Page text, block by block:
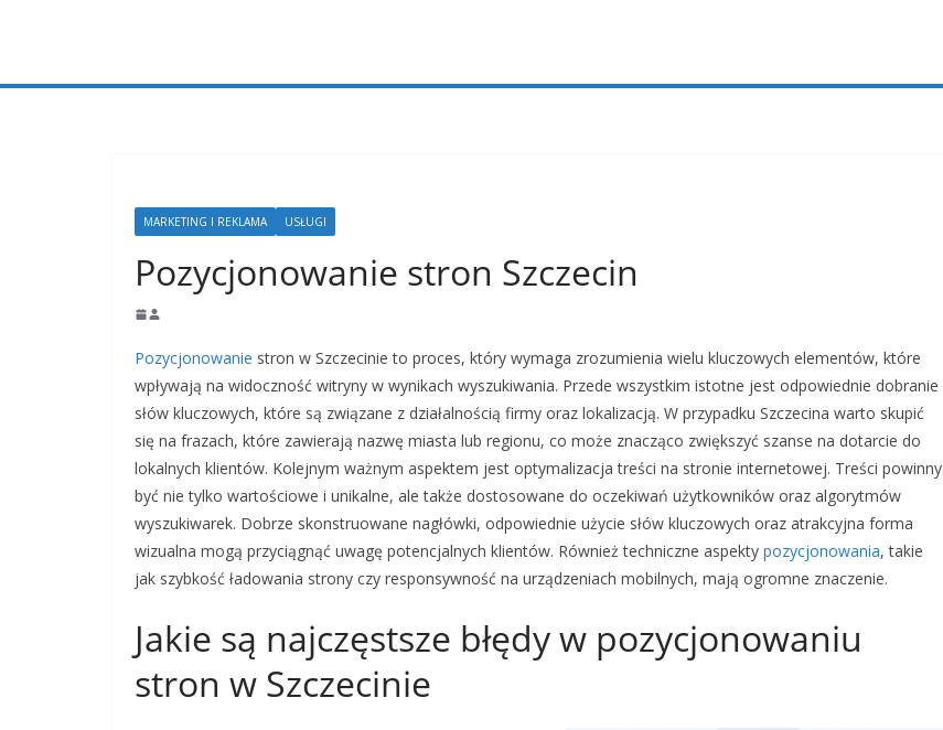
MARKETING I REKLAMA USŁUGI
Pozycjonowanie stron Szczecin
Pozycjonowanie stron w Szczecinie to proces, który wymaga zrozumienia wielu kluczowych elementów, które
wpływają na widoczność witryny w wynikach wyszukiwania. Przede wszystkim istotne jest odpowiednie dobranie
słów kluczowych, które są związane z działalnością firmy oraz lokalizacją. W przypadku Szczecina warto skupić
się na frazach, które zawierają nazwę miasta lub regionu, co może znacząco zwiększyć szanse na dotarcie do
lokalnych klientów. Kolejnym ważnym aspektem jest optymalizacja treści na stronie internetowej. Treści powinny
być nie tylko wartościowe i unikalne, ale także dostosowane do oczekiwań użytkowników oraz algorytmów
wyszukiwarek. Dobrze skonstruowane nagłówki, odpowiednie użycie słów kluczowych oraz atrakcyjna forma
wizualna mogą przyciągnąć uwagę potencjalnych klientów. Również techniczne aspekty pozycjonowania, takie
jak szybkość ładowania strony czy responsywność na urządzeniach mobilnych, mają ogromne znaczenie.
Jakie są najczęstsze błędy w pozycjonowaniu
stron w Szczecinie